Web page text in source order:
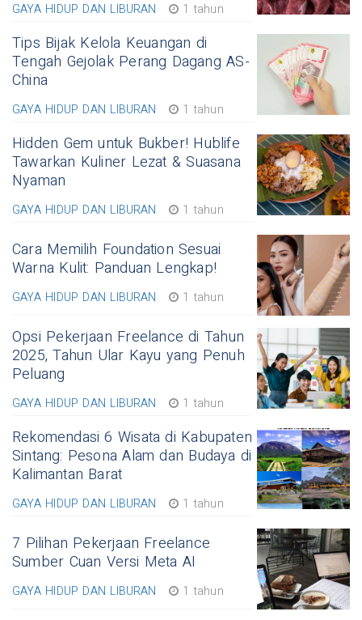
GAYA HIDUP DAN LIBURAN 1 tahun
Tips Bijak Kelola Keuangan di
Tengah Gejolak Perang Dagang AS-
China
GAYA HIDUP DAN LIBURAN 1 tahun
Hidden Gem untuk Bukber! Hublife
Tawarkan Kuliner Lezat & Suasana
Nyaman
GAYA HIDUP DAN LIBURAN 1 tahun
Cara Memilih Foundation Sesuai
Warna Kulit: Panduan Lengkap!
GAYA HIDUP DAN LIBURAN 1 tahun
Opsi Pekerjaan Freelance di Tahun
2025, Tahun Ular Kayu yang Penuh
Peluang
GAYA HIDUP DAN LIBURAN 1 tahun
Rekomendasi 6 Wisata di Kabupaten
Sintang: Pesona Alam dan Budaya di
Kalimantan Barat
GAYA HIDUP DAN LIBURAN 1 tahun
7 Pilihan Pekerjaan Freelance
Sumber Cuan Versi Meta AI
GAYA HIDUP DAN LIBURAN 1 tahun